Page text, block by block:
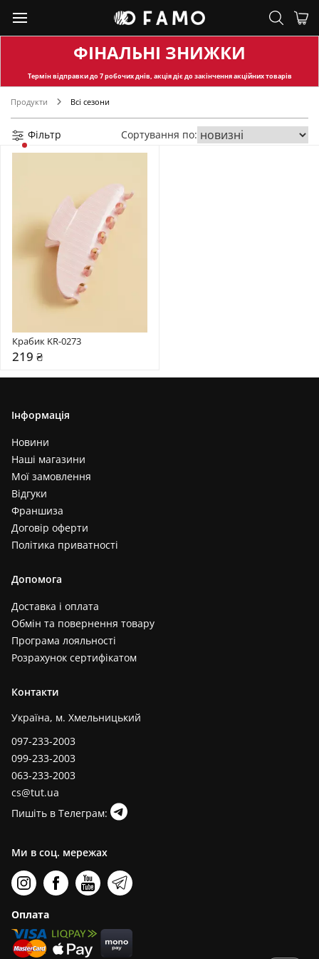
ФІНАЛЬНІ ЗНИЖКИ
Термін відправкидо 7 робочих днів, акція діє до закінчення акційних товарів
Продукти Всі сезони
Фільтр Сортування по:
Крабик KR-0273
219 ₴
Інформація
Новини
Наші магазини
Мої замовлення
Відгуки
Франшиза
Договір оферти
Політика приватності
Допомога
Доставка і оплата
Обмін та повернення товару
Програма лояльності
Розрахунок сертифікатом
Контакти
Україна, м. Хмельницький
097-233-2003
099-233-2003
063-233-2003
cs@tut.ua
Пишіть в Телеграм:
Ми в соц. мережах
Оплата